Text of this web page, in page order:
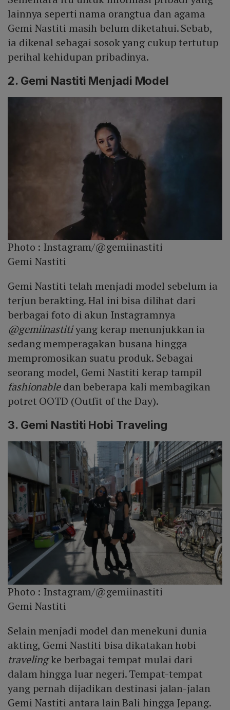
lainnya seperti nama orangtua dan agama
Gemi Nastiti masih belum diketahui. Sebab,
ia dikenal sebagai sosok yang cukup tertutup
perihal kehidupan pribadinya.
2. Gemi Nastiti Menjadi Model
Photo : Instagram/@gemiinastiti
Gemi Nastiti
Gemi Nastiti telah menjadi model sebelum ia
terjun berakting. Hal ini bisa dilihat dari
berbagai foto di akun Instagramnya
@gemiinastitiyang kerap menunjukkan ia
sedang memperagakan busana hingga
mempromosikan suatu produk. Sebagai
seorang model, Gemi Nastiti kerap tampil
fashionabledan beberapa kali membagikan
potret OOTD (Outfit of the Day).
3. Gemi Nastiti Hobi Traveling
Photo : Instagram/@gemiinastiti
Gemi Nastiti
Selain menjadi model dan menekuni dunia
akting, Gemi Nastiti bisa dikatakan hobi
travelingke berbagai tempat mulai dari
dalam hingga luar negeri. Tempat-tempat
yang pernah dijadikan destinasi jalan-jalan
Gemi Nastiti antara lain Bali hingga Jepang.